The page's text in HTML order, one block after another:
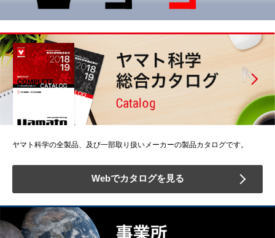
ヤマト科学の全製品、及び一部取り扱いメーカーの製品カタログです。
Webでカタログを見る